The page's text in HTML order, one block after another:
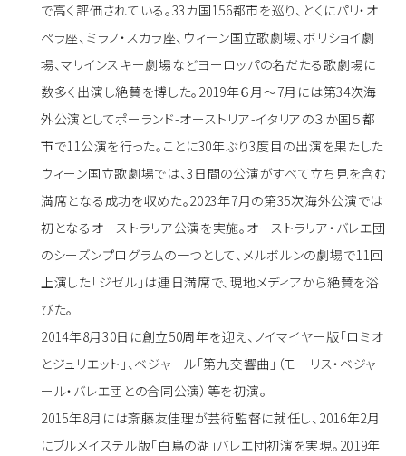
で高く評価されている。33カ国156都市を巡り、とくにパリ・オ
ペラ座、ミラノ・スカラ座、ウィーン国立歌劇場、ボリショイ劇
場、マリインスキー劇場などヨーロッパの名だたる歌劇場に
数多く出演し絶賛を博した。2019年６月～7月には第34次海
外公演としてポーランド-オーストリア-イタリアの３か国５都
市で11公演を行った。ことに30年ぶり3度目の出演を果たした
ウィーン国立歌劇場では、3日間の公演がすべて立ち見を含む
満席となる成功を収めた。2023年7月の第35次海外公演では
初となるオーストラリア公演を実施。オーストラリア・バレエ団
のシーズンプログラムの一つとして、メルボルンの劇場で11回
上演した「ジゼル」は連日満席で、現地メディアから絶賛を浴
びた。
2014年8月30日に創立50周年を迎え、ノイマイヤー版「ロミオ
とジュリエット」、ベジャール「第九交響曲」（モーリス・ベジャ
ール・バレエ団との合同公演）等を初演。
2015年8月には斎藤友佳理が芸術監督に就任し、2016年2月
にブルメイステル版「白鳥の湖」バレエ団初演を実現。2019年